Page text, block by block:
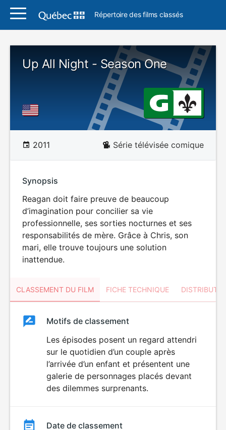
Répertoire des films classés
Up All Night - Season One
2011 Série télévisée comique
Synopsis
Reagan doit faire preuve de beaucoup
d’imagination pour concilier sa vie
professionnelle, ses sorties nocturnes et ses
responsabilités de mère. Grâce à Chris, son
mari, elle trouve toujours une solution
inattendue.
CLASSEMENT DU FILM FICHE TECHNIQUE
ClassementClassement
Motifs de classement
Les épisodes posent un regard attendri
sur le quotidien d’un couple après
l’arrivée d’un enfant et présentent une
galerie de personnages placés devant
des dilemmes surprenants.
Date de classement